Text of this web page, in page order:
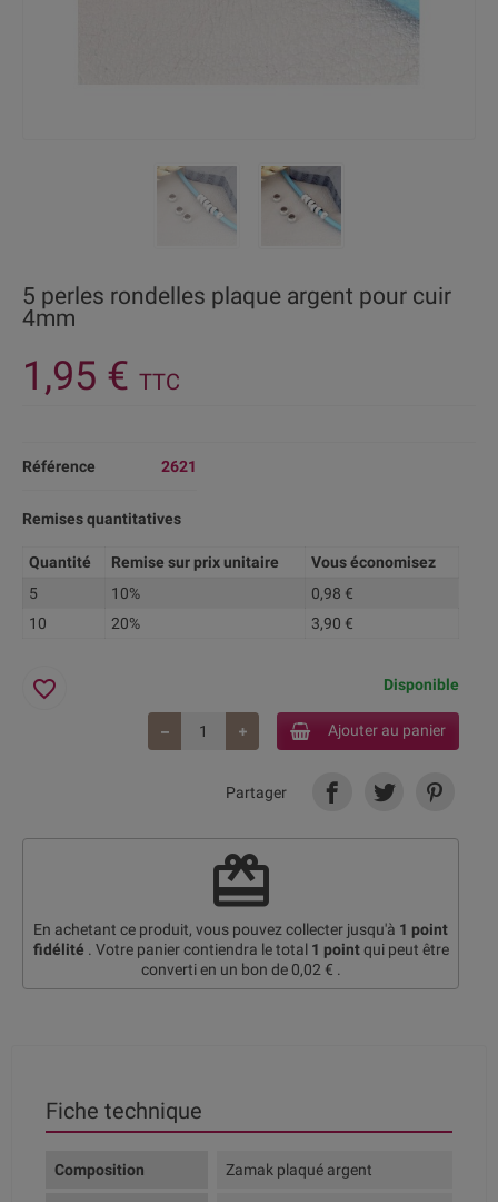
5 perles rondelles plaque argent pour cuir
4mm
1,95 € TTC
Référence 2621
Remises quantitatives
Quantité Remise sur prix unitaire
Vous économisez
5
10%
0,98 €
10
20% 3,90 €
Disponible
Ajouter au panier
favorite_border
Partager
redeem
En achetant ce produit, vous pouvez collecter jusqu'à 1 point
fidélité . Votre panier contiendra le total 1 pointqui peut être
converti en un bon de 0,02 € .
Fiche technique
Composition Zamak plaqué argent